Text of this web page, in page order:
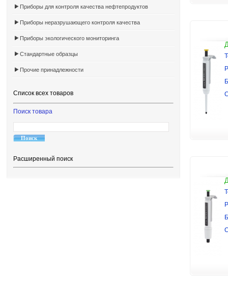
Приборы для контроля качества нефтепродуктов
Приборы неразрушающего контроля качества
Приборы экологического мониторинга
Стандартные образцы
Прочие принадлежности
Список всех товаров
Поиск товара
Расширенный поиск